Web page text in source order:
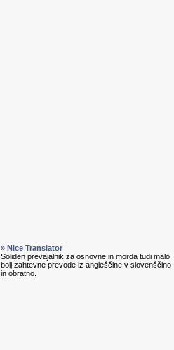
» Nice Translator
Soliden prevajalnik za osnovne in morda tudi malo
bolj zahtevne prevode iz angleščine v slovenščino
in obratno.